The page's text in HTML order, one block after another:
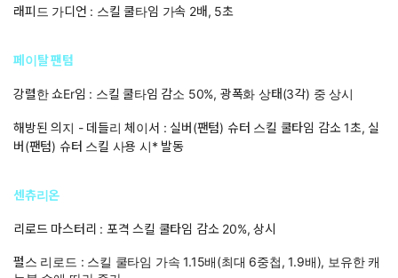
래피드 가디언 : 스킬 쿨타임 가속 2배, 5초
페이탈 팬텀
강렬한 쇼Er임 : 스킬 쿨타임 감소 50%, 광폭화 상태(3각) 중 상시
해방된 의지 - 데들리 체이서 : 실버(팬텀) 슈터 스킬 쿨타임 감소 1초, 실
버(팬텀) 슈터 스킬 사용 시* 발동
센츄리온
리로드 마스터리 : 포격 스킬 쿨타임 감소 20%, 상시
펄스 리로드 : 스킬 쿨타임 가속 1.15배(최대 6중첩, 1.9배), 보유한 캐